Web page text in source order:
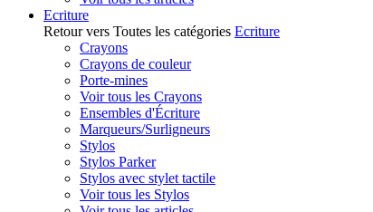
Ecriture
Retour vers Toutes les catégories Ecriture
Crayons
Crayons de couleur
Porte-mines
Voir tous les Crayons
Ensembles d'Écriture
Marqueurs/Surligneurs
Stylos
Stylos Parker
Stylos avec stylet tactile
Voir tous les Stylos